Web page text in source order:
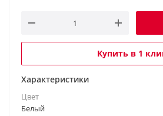
Купить в 1
Характеристики
Цвет
Белый